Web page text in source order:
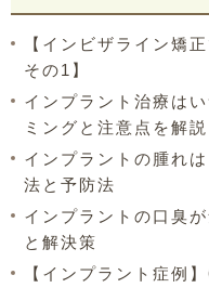
【インビザライン矯
その1】
インプラント治療は
ミングと注意点を解説
インプラントの腫れ
法と予防法
インプラントの口臭
と解決策
【インプラント症例